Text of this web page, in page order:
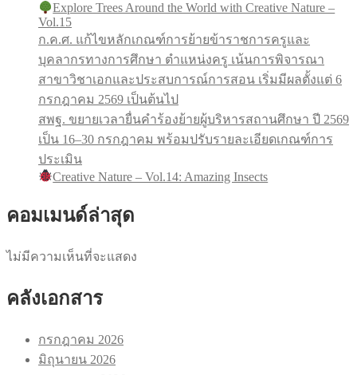
Explore Trees Around the World with Creative Nature –
Vol.15
ก.ค.ศ. แก้ไขหลักเกณฑ์การย้ายข้าราชการครูและ
บุคลากรทางการศึกษา ตำแหน่งครู เน้นการพิจารณา
สาขาวิชาเอกและประสบการณ์การสอน เริ่มมีผลตั้งแต่ 6
กรกฎาคม 2569 เป็นต้นไป
สพฐ. ขยายเวลายื่นคำร้องย้ายผู้บริหารสถานศึกษา ปี 2569
เป็น 16–30 กรกฎาคม พร้อมปรับรายละเอียดเกณฑ์การ
ประเมิน
Creative Nature – Vol.14: Amazing Insects
คอมเมนด์ล่าสุด
ไม่มีความเห็นที่จะแสดง
คลังเอกสาร
กรกฎาคม 2026
มิถุนายน 2026